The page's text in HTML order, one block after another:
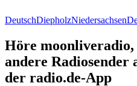
DeutschDiepholzNiedersachsen
Höre
andere
der radio.de-App